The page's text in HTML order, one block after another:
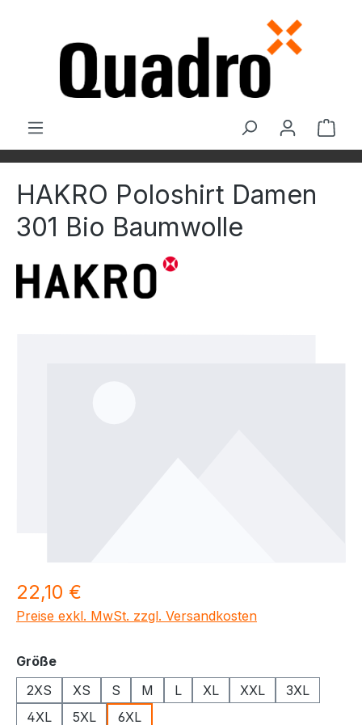
HAKRO Poloshirt Damen
301 Bio Baumwolle
Regulärer Preis:
22,10 €
Preise exkl. MwSt. zzgl. Versandkosten
Größeauswählen
2XS
XS S M L XL XXL
3XL
4XL
5XL 6XL